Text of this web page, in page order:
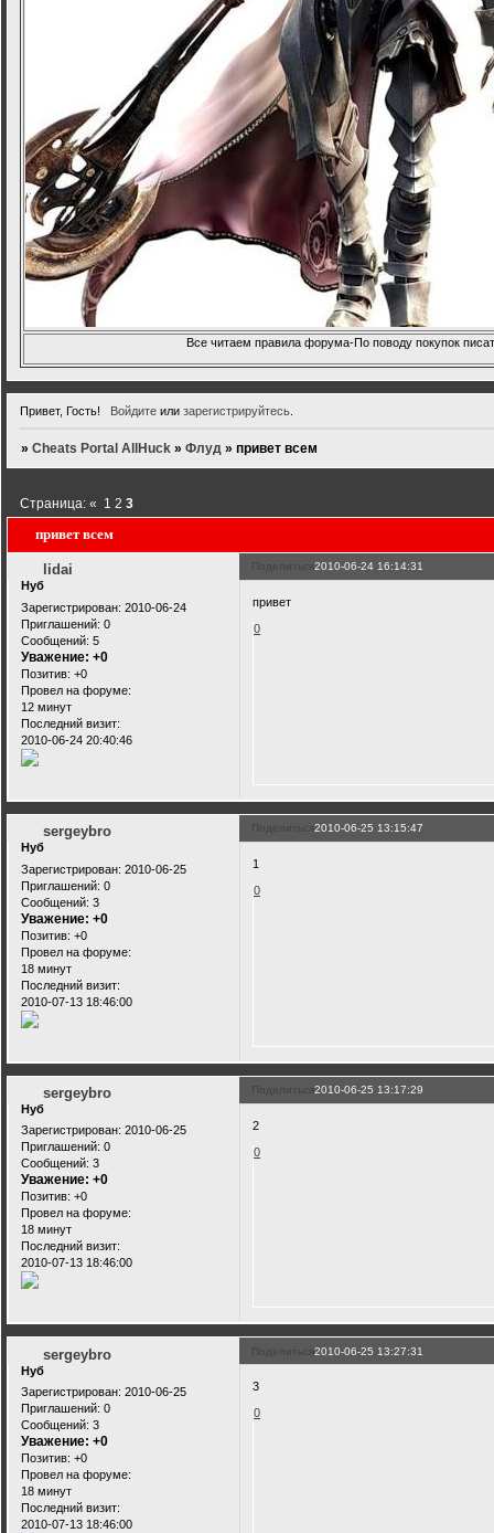
Все читаем правила форума-По поводу покупок
Привет, Гость! Войдитеили зарегистрируйтесь.
»Cheats Portal AllHuck »Флуд »привет всем
привет всем
Страница:« 1 2 3
Поделиться2010-06-24 16:14:31
lidai
Нуб
Зарегистрирован: 2010-06-24
Приглашений: 0
Сообщений: 5
Уважение: +0
Позитив: +0
Провел на форуме:
12 минут
Последний визит:
2010-06-24 20:40:46
привет
0
Поделиться2010-06-25 13:15:47
sergeybro
Нуб
Зарегистрирован: 2010-06-25
Приглашений: 0
Сообщений: 3
Уважение: +0
Позитив: +0
Провел на форуме:
18 минут
Последний визит:
2010-07-13 18:46:00
1
0
Поделиться2010-06-25 13:17:29
sergeybro
Нуб
Зарегистрирован: 2010-06-25
Приглашений: 0
Сообщений: 3
Уважение: +0
Позитив: +0
Провел на форуме:
18 минут
Последний визит:
2010-07-13 18:46:00
2
0
Поделиться2010-06-25 13:27:31
sergeybro
Нуб
Зарегистрирован: 2010-06-25
Приглашений: 0
Сообщений: 3
Уважение: +0
Позитив: +0
Провел на форуме:
18 минут
Последний визит:
2010-07-13 18:46:00
3
0